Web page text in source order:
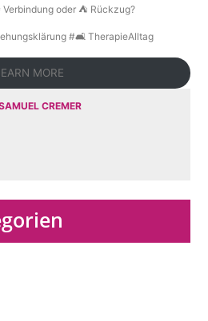
oder ⛺ Rückzug?
#🛋️ TherapieAlltag
MORE
CREMER